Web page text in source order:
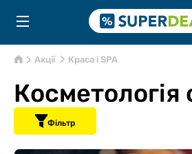
Акції Краса і SPA
Косметологія
Фільтр